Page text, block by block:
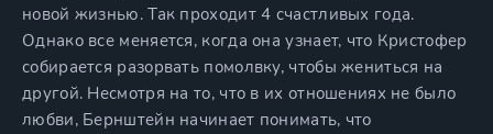
новой жизнью. Так проходит 4 счастливых года.
Однако все меняется, когда она узнает, что Кристофер
собирается разорвать помолвку, чтобы жениться на
другой. Несмотря на то, что в их отношениях не было
любви, Бернштейн начинает понимать, что